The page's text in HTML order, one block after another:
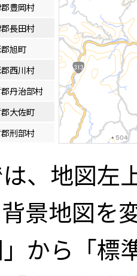
豊岡村
長田村
旭町
西川村
丹治部村
大佐町
刑部村
、地図左
景地図を
」から「